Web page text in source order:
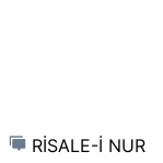
RİSALE-İ NUR